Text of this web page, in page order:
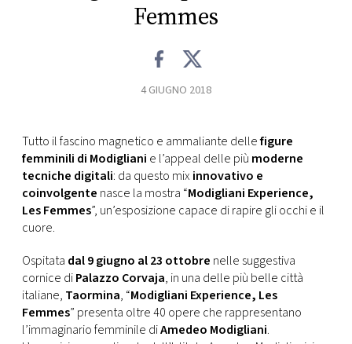
Femmes
4 GIUGNO 2018
Tutto il fascino magnetico e ammaliante dellefigure
femminili di Modigliani e l’appeal delle più moderne
tecniche digitali: da questo mix innovativo e
coinvolgente nasce la mostra “Modigliani Experience,
Les Femmes”, un’esposizione capace di rapire gli occhi e il
cuore.
Ospitata dal 9 giugno al 23 ottobre nelle suggestiva
cornice diPalazzo Corvaja, in una delle più belle città
italiane, Taormina, “Modigliani Experience, Les
Femmes” presenta oltre 40 opere che rappresentano
l’immaginario femminile diAmedeo Modigliani.